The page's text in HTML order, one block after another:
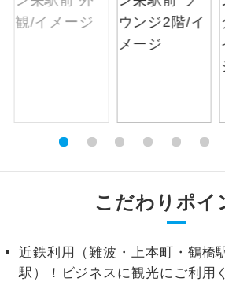
こだわりポイ
近鉄利用（難波・上本町・鶴橋
駅）！ビジネスに観光にご利用
ご宿泊ホテルに露
す。
ご宿泊ホテルに
全食事付き
全てのお食事が付
事の心配はいりま
だけます。
ホン
をじっくり聞くこ